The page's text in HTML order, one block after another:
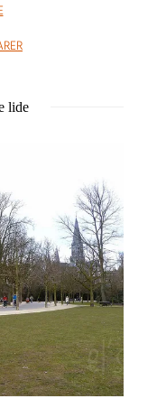
lide